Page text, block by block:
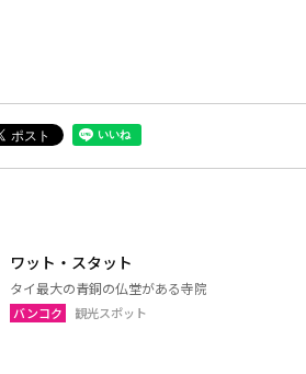
ワット・スタット
タイ最大の青銅の仏堂がある寺院
バンコク 観光スポット